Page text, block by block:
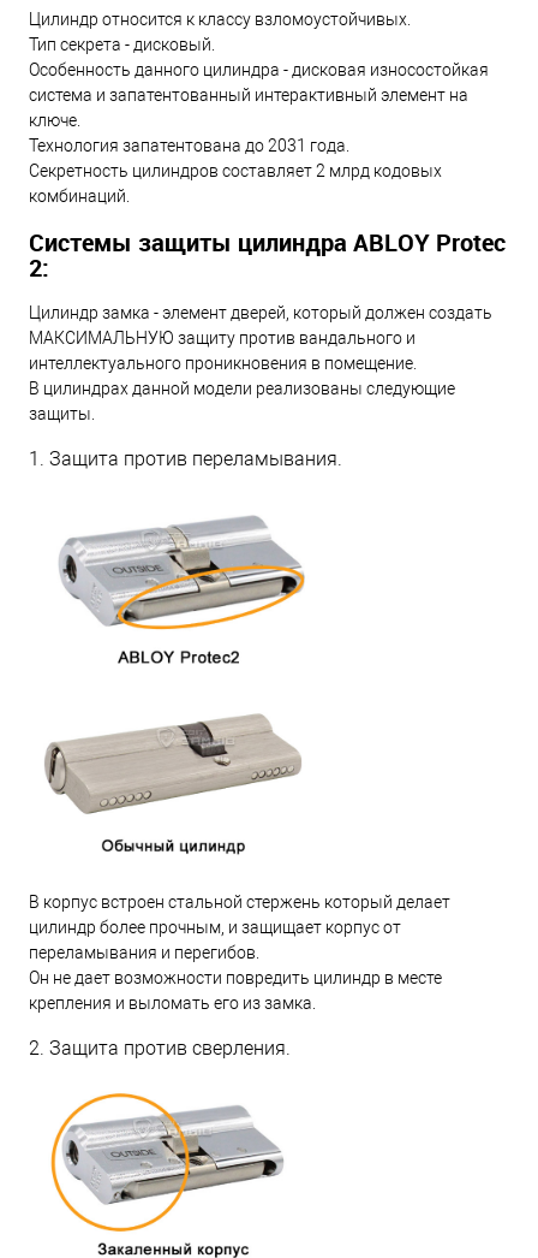
Цилиндр относится к классу взломоустойчивых.
Тип секрета - дисковый.
Особенность данного цилиндра - дисковая износостойкая
система и запатентованный интерактивный элемент на
ключе.
Технология запатентована до 2031 года.
Секретность цилиндров составляет 2 млрд кодовых
комбинаций.
Системы защиты цилиндра ABLOY Protec
2:
Цилиндр замка - элемент дверей, который должен создать
МАКСИМАЛЬНУЮ защиту против вандального и
интеллектуального проникновения в помещение.
В цилиндрах данной модели реализованы следующие
защиты.
1. Защита против переламывания.
В корпус встроен стальной стержень который делает
цилиндр более прочным, и защищает корпус от
переламывания и перегибов.
Он не дает возможности повредить цилиндр в месте
крепления и выломать его из замка.
2. Защита против сверления.